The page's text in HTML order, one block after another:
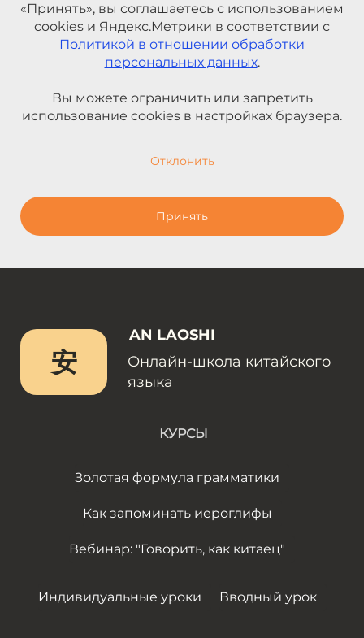
«Принять», вы соглашаетесь с использованием
cookies и Яндекс.Метрики в соответствии с
Политикой в отношении обработки
персональных данных.
Вы можете ограничить или запретить
использование cookies в настройках браузера.
Отклонить
Принять
安
AN LAOSHI
Онлайн-школа китайского
языка
КУРСЫ
Золотая формула грамматики
Как запоминать иероглифы
Вебинар: "Говорить, как китаец"
Индивидуальные уроки Вводный урок